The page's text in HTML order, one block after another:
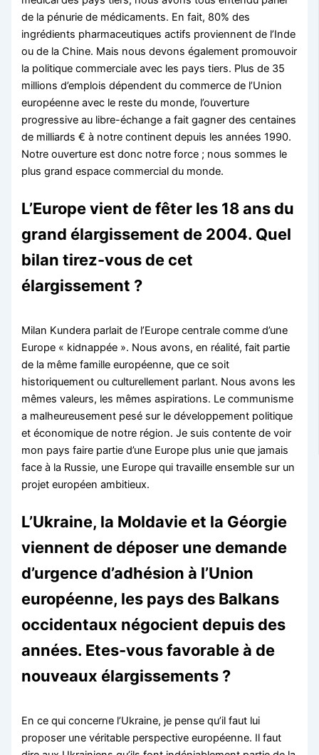
de la pénurie de médicaments. En fait, 80% des
ingrédients pharmaceutiques actifs proviennent de l’Inde
ou de la Chine. Mais nous devons également promouvoir
la politique commerciale avec les pays tiers. Plus de 35
millions d’emplois dépendent du commerce de l’Union
européenne avec le reste du monde, l’ouverture
progressive au libre-échange a fait gagner des centaines
de milliards € à notre continent depuis les années 1990.
Notre ouverture est donc notre force ; nous sommes le
plus grand espace commercial du monde.
L’Europe vient de fêter les 18 ans du
grand élargissement de 2004. Quel
bilan tirez-vous de cet
élargissement ?
Milan Kundera parlait de l’Europe centrale comme d’une
Europe « kidnappée ». Nous avons, en réalité, fait partie
de la même famille européenne, que ce soit
historiquement ou culturellement parlant. Nous avons les
mêmes valeurs, les mêmes aspirations. Le communisme
a malheureusement pesé sur le développement politique
et économique de notre région. Je suis contente de voir
mon pays faire partie d’une Europe plus unie que jamais
face à la Russie, une Europe qui travaille ensemble sur un
projet européen ambitieux.
L’Ukraine, la Moldavie et la Géorgie
viennent de déposer une demande
d’urgence d’adhésion à l’Union
européenne, les pays des Balkans
occidentaux négocient depuis des
années. Etes-vous favorable à de
nouveaux élargissements ?
En ce qui concerne l’Ukraine, je pense qu’il faut lui
proposer une véritable perspective européenne. Il faut